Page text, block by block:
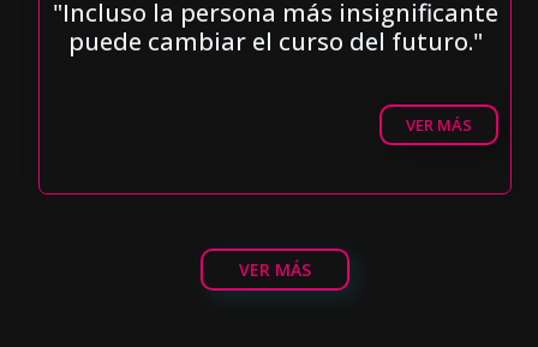
"Incluso la persona más insignificante
puede cambiar el curso del futuro."
VER MÁS
VER MÁS